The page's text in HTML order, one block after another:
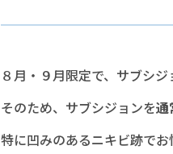
８月・９月限定で、サブシ
そのため、サブシジョンを通
特に凹みのあるニキビ跡でお